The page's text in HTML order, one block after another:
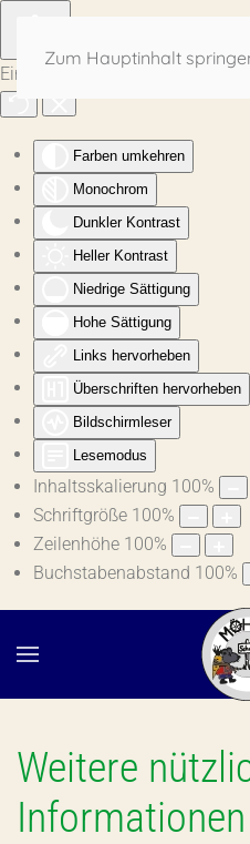
Eingabehilfen öffnen
Farben umkehren
Monochrom
Dunkler Kontrast
Heller Kontrast
Niedrige Sättigung
Hohe Sättigung
Links hervorheben
Überschriften hervorheben
Bildschirmleser
Lesemodus
Inhaltsskalierung 100%
Schriftgröße 100%
Zeilenhöhe 100%
Buchstabenabstand 100%
Zum Hauptinhalt
Weitere